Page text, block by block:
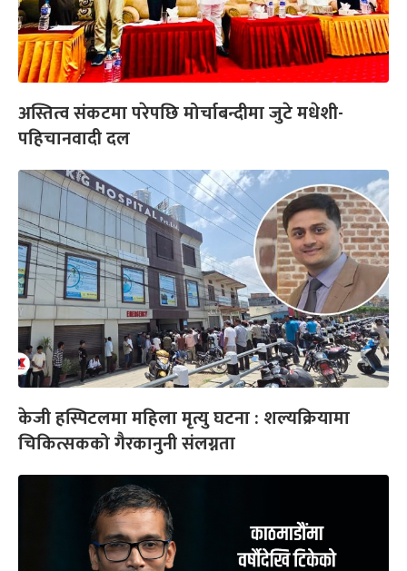
अस्तित्व संकटमा परेपछि मोर्चाबन्दीमा जुटे मधेशी-
पहिचानवादी दल
केजी हस्पिटलमा महिला मृत्यु घटना : शल्यक्रियामा
चिकित्सकको गैरकानुनी संलग्नता